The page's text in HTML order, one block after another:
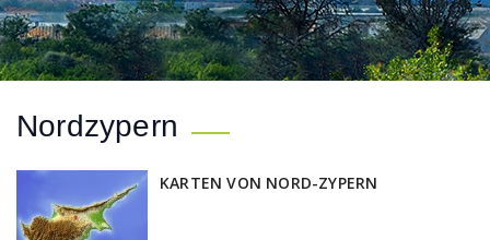
Nordzypern
KARTEN VON NORD-ZYPERN